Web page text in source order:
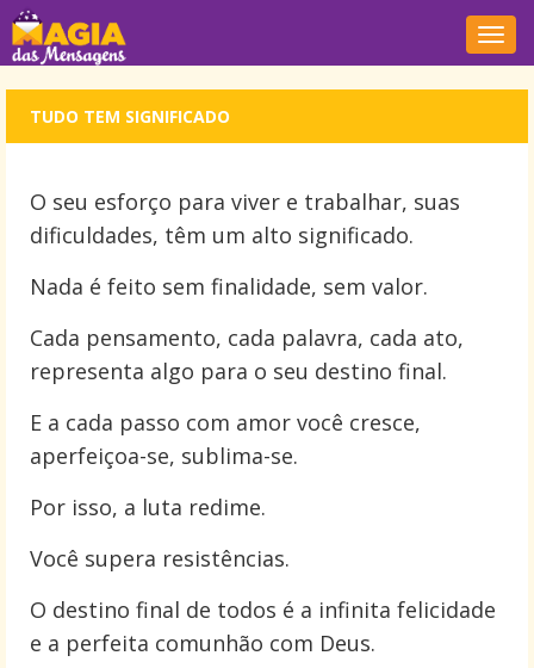
TUDO TEM SIGNIFICADO
O seu esforço para viver e trabalhar, suas
dificuldades, têm um alto significado.
Nada é feito sem finalidade, sem valor.
Cada pensamento, cada palavra, cada ato,
representa algo para o seu destino final.
E a cada passo com amor você cresce,
aperfeiçoa-se, sublima-se.
Por isso, a luta redime.
Você supera resistências.
O destino final de todos é a infinita felicidade
e a perfeita comunhão com Deus.